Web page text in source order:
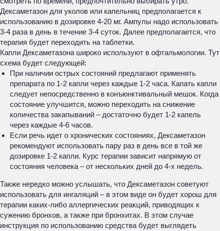
Дексаметазон для уколов или капельниц предполагается к
использованию в дозировке 4-20 мг. Ампулы надо использовать
3-4 раза в день в течение 3-4 суток. Далее предполагается, что
терапия будет переходить на таблетки.
Капли Дексаметазона широко используют в офтальмологии. Тут
схема будет следующей:
При наличии острых состояний предлагают применять
препарата по 1-2 капли через каждые 1-2 часа. Капать капли
следует непосредственно в конъюнктивальный мешок. Когда
состояние улучшится, можно переходить на снижение
количества закапываний – достаточно будет 1-2 капель
через каждые 4-6 часов.
Если речь идет о хронических состояниях, Дексаметазон
рекомендуют использовать пару раз в день все в той же
дозировке 1-2 капли. Курс терапии зависит напрямую от
состояния человека – от нескольких дней до 4-х недель.
Также нередко можно услышать, что Дексаметазон советуют
использовать для ингаляций – в этом виде он будет хорош для
терапии каких-либо аллергических реакций, приводящих к
сужению бронхов, а также при бронхитах. В этом случае
инструкция по использованию средства будет выглядеть